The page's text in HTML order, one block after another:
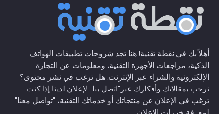
أهلاً بك في نقطة تقنية! هنا تجد شروحات تطبيقات الهواتف
الذكية، مراجعات الأجهزة التقنية، ومعلومات عن التجارة
الإلكترونية والشراء عبر الإنترنت. هل ترغب في نشر محتوى؟
نرحب بمقالاتك وأفكارك عبر "اتصل بنا. الإعلان لدينا إذا كنت
ترغب في الإعلان عن منتجاتك أو خدماتك التقنية، "تواصل معنا"